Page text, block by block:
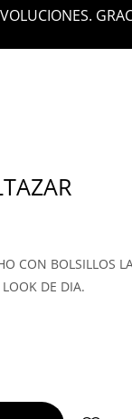
$200.000
CON BOLSILLOS
DE DIA.